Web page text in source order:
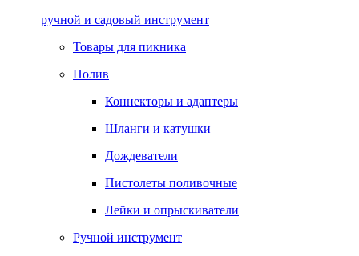
ручной и садовый инструмент
Товары для пикника
Полив
Коннекторы и адаптеры
Шланги и катушки
Дождеватели
Пистолеты поливочные
Лейки и опрыскиватели
Ручной инструмент